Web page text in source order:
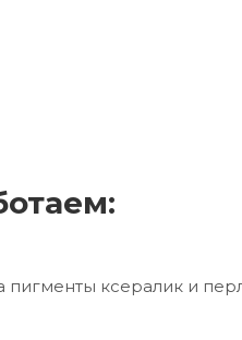
пигменты ксералик и